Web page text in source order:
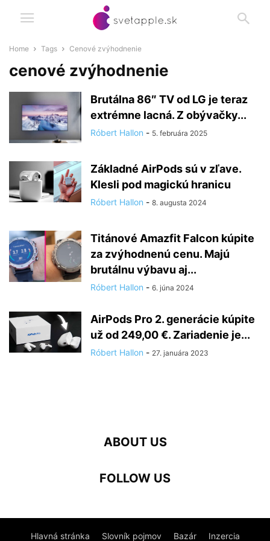
Home Tags Cenové zvýhodnenie
cenové zvýhodnenie
Brutálna 86″ TV od LG je teraz
extrémne lacná. Z obývačky...
Róbert Hallon - 5. februára 2025
Základné AirPods sú v zľave.
Klesli pod magickú hranicu
Róbert Hallon - 8. augusta 2024
Titánové Amazfit Falcon kúpite
za zvýhodnenú cenu. Majú
brutálnu výbavu aj...
Róbert Hallon - 6. júna 2024
AirPods Pro 2. generácie kúpite
už od 249,00 €. Zariadenie je...
Róbert Hallon - 27. januára 2023
ABOUT US
FOLLOW US
Hlavná stránka Slovník pojmov Bazár Inzercia